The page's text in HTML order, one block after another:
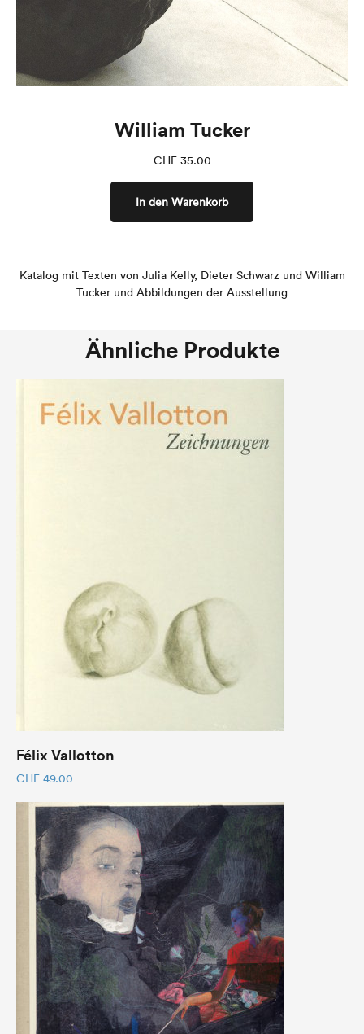
William Tucker
CHF35.00
In den Warenkorb
Katalog mit Texten von Julia Kelly, Dieter Schwarz und William
Tucker und Abbildungen der Ausstellung
Ähnliche Produkte
Félix Vallotton
CHF 49.00